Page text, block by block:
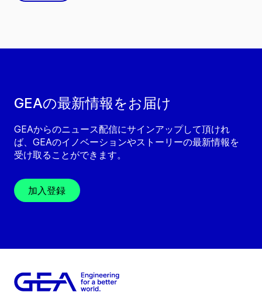
GEAの最新情報をお届け
GEAからのニュース配信にサインアップして頂けれ
ば、GEAのイノベーションやストーリーの最新情報を
受け取ることができます。
加入登録